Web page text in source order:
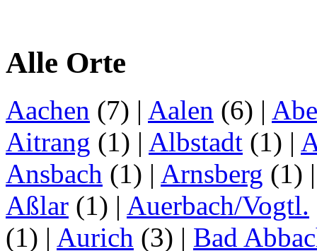
Alle Orte
Aachen (7) | Aalen (6) |
Aitrang (1) | Albstadt (1) |
Ansbach (1) | Arnsberg (1)
Aßlar (1) | Auerbach/Vogtl.
(1) | Aurich (3) | Bad